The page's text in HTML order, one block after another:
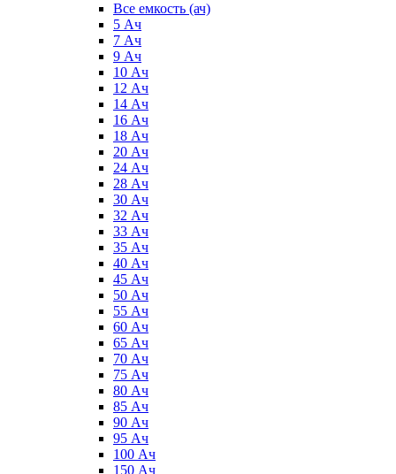
Все емкость (ач)
5 Ач
7 Ач
9 Ач
10 Ач
12 Ач
14 Ач
16 Ач
18 Ач
20 Ач
24 Ач
28 Ач
30 Ач
32 Ач
33 Ач
35 Ач
40 Ач
45 Ач
50 Ач
55 Ач
60 Ач
65 Ач
70 Ач
75 Ач
80 Ач
85 Ач
90 Ач
95 Ач
100 Ач
150 Ач